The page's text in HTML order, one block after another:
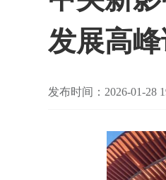
发展高
发布时间：2026-01-28